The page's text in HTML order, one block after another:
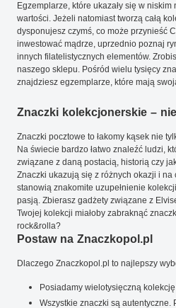
Egzemplarze, które ukazały się w
wartości. Jeżeli natomiast tworzą całą
dysponujesz czymś, co może przynieść
inwestować mądrze, uprzednio poznaj
innych filatelistycznych elementów.
naszego sklepu. Pośród wielu tysięcy
znajdziesz egzemplarze, które mają
Znaczki kolekcjonerskie –
Znaczki pocztowe to łakomy kąsek nie
Na świecie bardzo łatwo znaleźć ludzi,
związane z daną postacią, historią czy
Znaczki ukazują się z różnych okazji i
stanowią znakomite uzupełnienie
pasją. Zbierasz gadżety związane z
Twojej kolekcji miałoby zabraknąć
rock&rolla?
Postaw na Znaczkopol.pl
Dlaczego Znaczkopol.pl to najlepszy
Posiadamy wielotysięczną
Wszystkie znaczki są autentyczne.